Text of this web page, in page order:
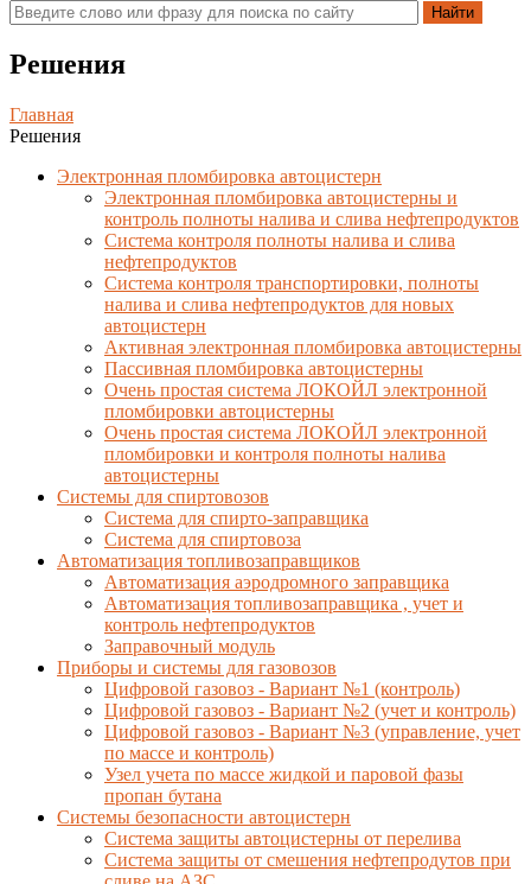
Решения
Главная
Решения
Электронная пломбировка автоцистерн
Электронная пломбировка автоцистерны и
контроль полноты налива и слива нефтепродуктов
Система контроля полноты налива и слива
нефтепродуктов
Система контроля транспортировки, полноты
налива и слива нефтепродуктов для новых
автоцистерн
Активная электронная пломбировка автоцистерны
Пассивная пломбировка автоцистерны
Очень простая система ЛОКОЙЛ электронной
пломбировки автоцистерны
Очень простая система ЛОКОЙЛ электронной
пломбировки и контроля полноты налива
автоцистерны
Системы для спиртовозов
Система для спирто-заправщика
Система для спиртовоза
Автоматизация топливозаправщиков
Автоматизация аэродромного заправщика
Автоматизация топливозаправщика , учет и
контроль нефтепродуктов
Заправочный модуль
Приборы и системы для газовозов
Цифровой газовоз - Вариант №1 (контроль)
Цифровой газовоз - Вариант №2 (учет и контроль)
Цифровой газовоз - Вариант №3 (управление, учет
по массе и контроль)
Узел учета по массе жидкой и паровой фазы
пропан бутана
Системы безопасности автоцистерн
Система защиты автоцистерны от перелива
Система защиты от смешения нефтепродутов при